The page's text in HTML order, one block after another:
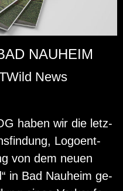
NAUHEIM
News
haben wir die letz­
Lo­go­ent­
von dem neuen
in Bad Nau­heim ge­